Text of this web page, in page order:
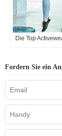
Die Top
Fordern Sie ein